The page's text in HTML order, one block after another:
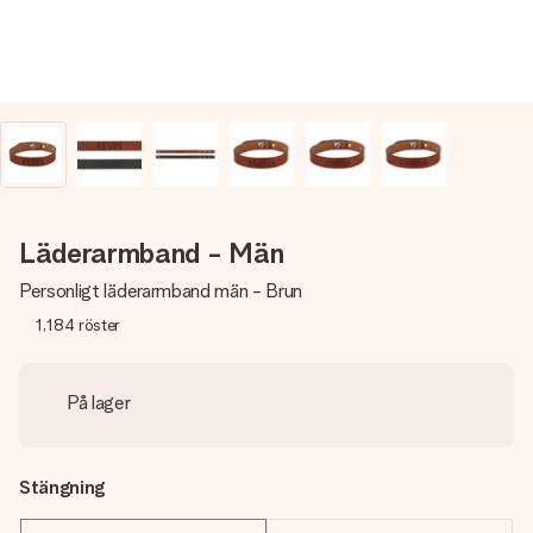
Läderarmband - Män
Personligt läderarmband män - Brun
1,184 röster
På lager
Stängning